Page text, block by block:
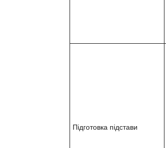
Підготовка підстави